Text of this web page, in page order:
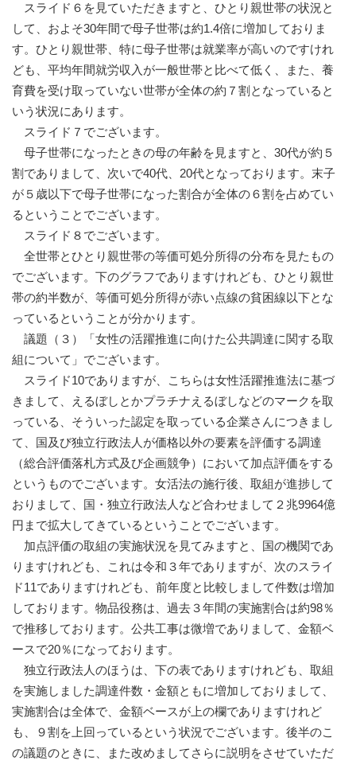
スライド６を見ていただきますと、ひとり親世帯の状況と
して、およそ30年間で母子世帯は約1.4倍に増加しておりま
す。ひとり親世帯、特に母子世帯は就業率が高いのですけれ
ども、平均年間就労収入が一般世帯と比べて低く、また、養
育費を受け取っていない世帯が全体の約７割となっていると
いう状況にあります。
スライド７でございます。
母子世帯になったときの母の年齢を見ますと、30代が約５
割でありまして、次いで40代、20代となっております。末子
が５歳以下で母子世帯になった割合が全体の６割を占めてい
るということでございます。
スライド８でございます。
全世帯とひとり親世帯の等価可処分所得の分布を見たもの
でございます。下のグラフでありますけれども、ひとり親世
帯の約半数が、等価可処分所得が赤い点線の貧困線以下とな
っているということが分かります。
議題（３）「女性の活躍推進に向けた公共調達に関する取
組について」でございます。
スライド10でありますが、こちらは女性活躍推進法に基づ
きまして、えるぼしとかプラチナえるぼしなどのマークを取
っている、そういった認定を取っている企業さんにつきまし
て、国及び独立行政法人が価格以外の要素を評価する調達
（総合評価落札方式及び企画競争）において加点評価をする
というものでございます。女活法の施行後、取組が進捗して
おりまして、国・独立行政法人など合わせまして２兆9964億
円まで拡大してきているということでございます。
加点評価の取組の実施状況を見てみますと、国の機関であ
りますけれども、これは令和３年でありますが、次のスライ
ド11でありますけれども、前年度と比較しまして件数は増加
しております。物品役務は、過去３年間の実施割合は約98％
で推移しております。公共工事は微増でありまして、金額ベ
ースで20％になっております。
独立行政法人のほうは、下の表でありますけれども、取組
を実施しました調達件数・金額ともに増加しておりまして、
実施割合は全体で、金額ベースが上の欄でありますけれど
も、９割を上回っているという状況でございます。後半のこ
の議題のときに、また改めましてさらに説明をさせていただ